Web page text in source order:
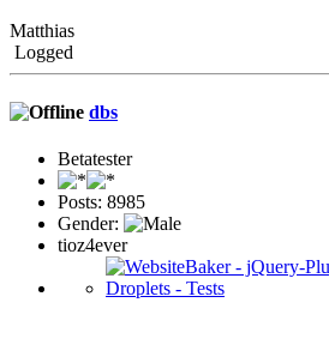
Matthias
Logged
dbs
Betatester
Posts: 8985
Gender:
tioz4ever